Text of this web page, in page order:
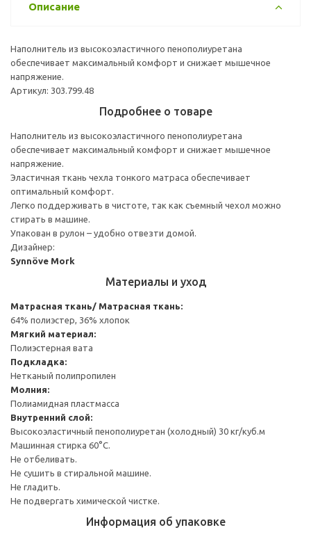
Описание
Наполнитель из высокоэластичного пенополиуретана
обеспечивает максимальный комфорт и снижает мышечное
напряжение.
Артикул: 303.799.48
Подробнее о товаре
Наполнитель из высокоэластичного пенополиуретана
обеспечивает максимальный комфорт и снижает мышечное
напряжение.
Эластичная ткань чехла тонкого матраса обеспечивает
оптимальный комфорт.
Легко поддерживать в чистоте, так как съемный чехол можно
стирать в машине.
Упакован в рулон – удобно отвезти домой.
Дизайнер:
Synnöve Mork
Материалы и уход
Матрасная ткань/ Матрасная ткань:
64% полиэстер, 36% хлопок
Мягкий материал:
Полиэстерная вата
Подкладка:
Нетканый полипропилен
Молния:
Полиамидная пластмасса
Внутренний слой:
Высокоэластичный пенополиуретан (холодный) 30 кг/куб.м
Машинная стирка 60°С.
Не отбеливать.
Не сушить в стиральной машине.
Не гладить.
Не подвергать химической чистке.
Информация об упаковке